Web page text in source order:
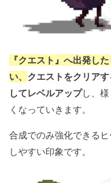
『クエスト』へ出発し
い、 クエストをクリア
してレベルアップし、
くなっていきます。
合成でのみ強化できる
しやすい印象です。